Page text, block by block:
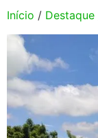
Início / Destaque